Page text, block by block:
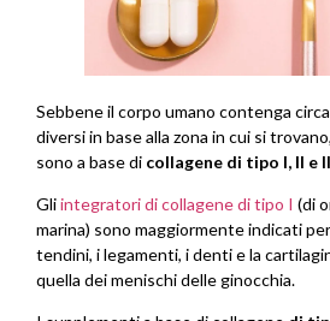
Sebbene il corpo umano contenga
diversi in base alla zona in cui si
sono a base di collagene di tipo I, II e
Gliintegratori di collagenedi tipo I (di
marina) sono maggiormente indicati
tendini, i legamenti, i denti e la
quella dei menischi delle ginocchia.